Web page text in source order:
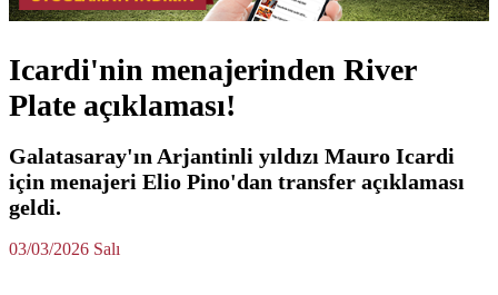
Icardi'nin menajerinden River
Plate açıklaması!
Galatasaray'ın Arjantinli yıldızı Mauro Icardi
için menajeri Elio Pino'dan transfer açıklaması
geldi.
03/03/2026 Salı